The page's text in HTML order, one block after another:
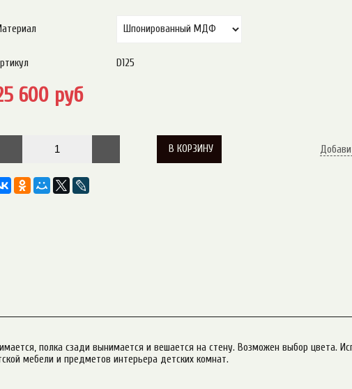
D125
600 руб
В КОРЗИНУ
полка сзади вынимается и вешается на стену. Возможен выбор цвета.
мебели и предметов интерьера детских комнат.